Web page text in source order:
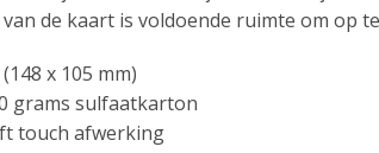
de kaart is voldoende ruimte om op
x 105 mm)
grams sulfaatkarton
touch afwerking